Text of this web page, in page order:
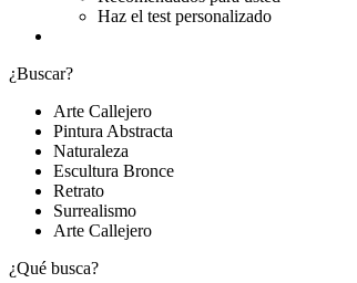
Haz el test personalizado
¿Buscar?
Arte Callejero
Pintura Abstracta
Naturaleza
Escultura Bronce
Retrato
Surrealismo
Arte Callejero
¿Qué busca?